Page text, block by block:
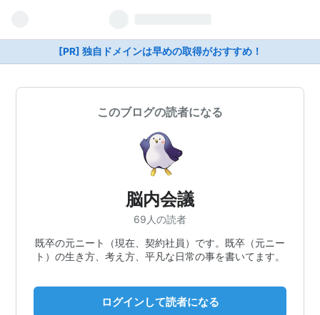
[PR] 独自ドメインは早めの取得がおすすめ！
このブログの読者になる
脳内会議
69人の読者
既卒の元ニート（現在、契約社員）です。既卒（元ニー
ト）の生き方、考え方、平凡な日常の事を書いてます。
ログインして読者になる